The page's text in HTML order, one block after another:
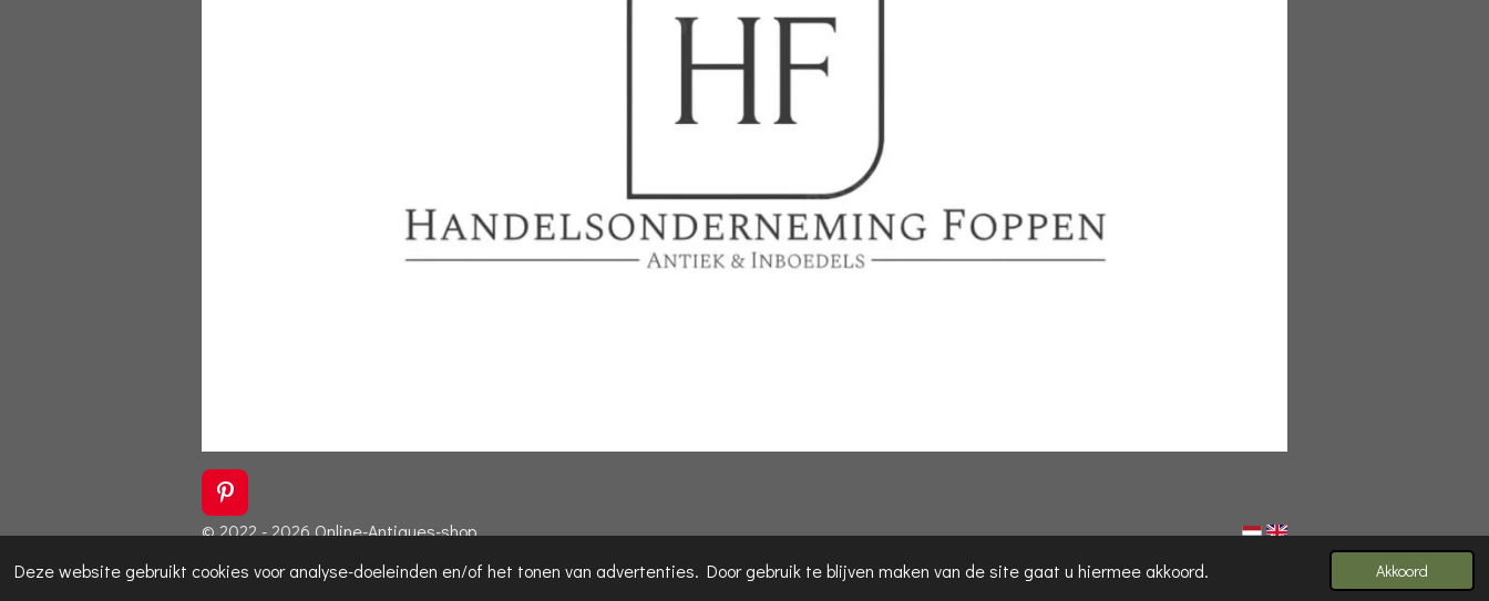
Deze website gebruikt cookies voor analyse-doeleinden en/of het tonen van advertenties. Door gebruik te blijven maken van de site gaat u hiermee akkoord. Akkoord
P
i
n
t
e
© 2022 - 2026 Online-Antiques-shop